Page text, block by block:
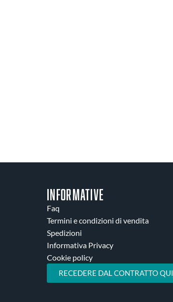
INFORMATIVE
Faq
Termini e condizioni di vendita
Spedizioni
Informativa Privacy
Cookie policy
RECEDERE DAL CONTRATTO QUI